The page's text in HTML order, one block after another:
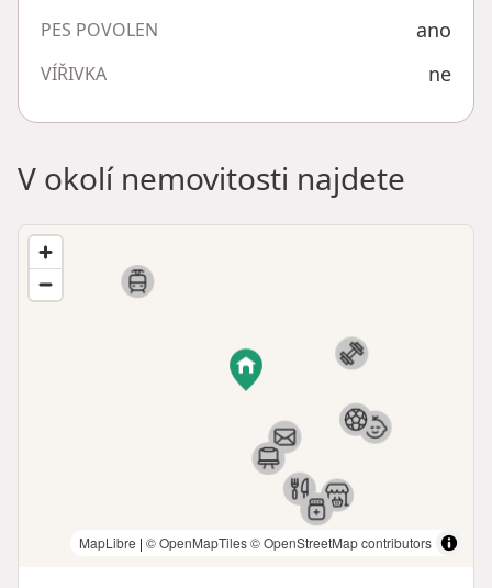
PES POVOLEN ano
VÍŘIVKA ne
V okolí nemovitosti najdete
MapLibre | © OpenMapTiles© OpenStreetMap contributors